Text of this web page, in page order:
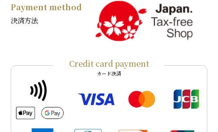
Payment method
決済方法
Credit card payment
カード決済